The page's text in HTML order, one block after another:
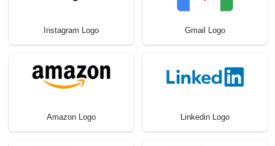
Instagram Logo Gmail Logo
Amazon Logo Linkedin Logo